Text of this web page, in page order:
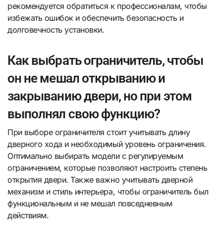
рекомендуется обратиться к профессионалам, чтобы
избежать ошибок и обеспечить безопасность и
долговечность установки.
Как выбрать ограничитель, чтобы
он не мешал открыванию и
закрыванию двери, но при этом
выполнял свою функцию?
При выборе ограничителя стоит учитывать длину
дверного хода и необходимый уровень ограничения.
Оптимально выбирать модели с регулируемым
ограничением, которые позволяют настроить степень
открытия двери. Также важно учитывать дверной
механизм и стиль интерьера, чтобы ограничитель был
функциональным и не мешал повседневным
действиям.